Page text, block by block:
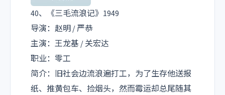
40、《三毛流浪记》1949
导演：赵明 / 严恭
主演：王龙基 / 关宏达
职业：零工
简介：旧社会边流浪遍打工，为了生存他送报
纸、推黄包车、捡烟头，然而霉运却总尾随其